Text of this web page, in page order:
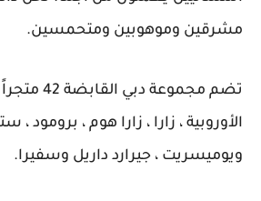
مشرقين وموهوبين ومتحمسين.
تضم مجموعة
الأوروبية ، زارا ، زارا هوم ، برومود ،
ويوميسريت ، جيرارد داريل وسفيرا.